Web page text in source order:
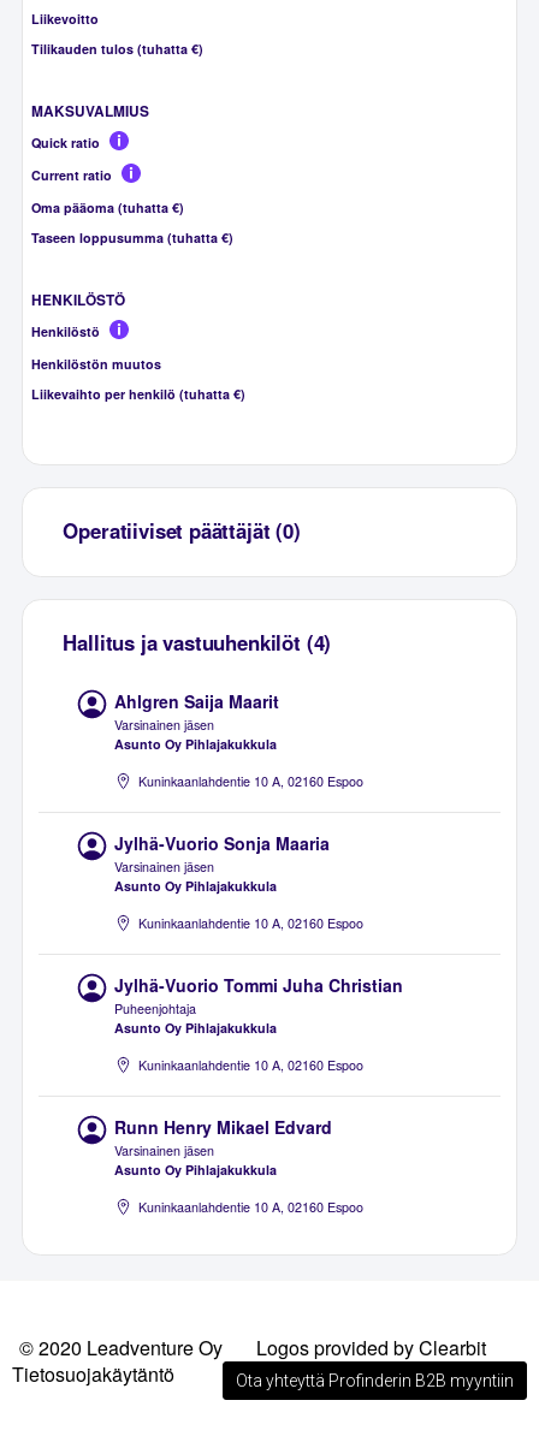
Liikevoitto
Tilikauden tulos (tuhatta €)
MAKSUVALMIUS
Quick ratio
Current ratio
Oma pääoma (tuhatta €)
Taseen loppusumma (tuhatta €)
HENKILÖSTÖ
Henkilöstö
Henkilöstön muutos
Liikevaihto per henkilö (tuhatta €)
Operatiiviset päättäjät (0)
Hallitus ja vastuuhenkilöt (4)
Ahlgren Saija Maarit
Varsinainen jäsen
Asunto Oy Pihlajakukkula
Kuninkaanlahdentie 10 A, 02160 Espoo
Jylhä-Vuorio Sonja Maaria
Varsinainen jäsen
Asunto Oy Pihlajakukkula
Kuninkaanlahdentie 10 A, 02160 Espoo
Jylhä-Vuorio Tommi Juha Christian
Puheenjohtaja
Asunto Oy Pihlajakukkula
Kuninkaanlahdentie 10 A, 02160 Espoo
Runn Henry Mikael Edvard
Varsinainen jäsen
Asunto Oy Pihlajakukkula
Kuninkaanlahdentie 10 A, 02160 Espoo
© 2020 Leadventure Oy
Logos provided by Clearbit
Tietosuojakäytäntö
Ota yhteyttä Profinderin B2B myyntiin